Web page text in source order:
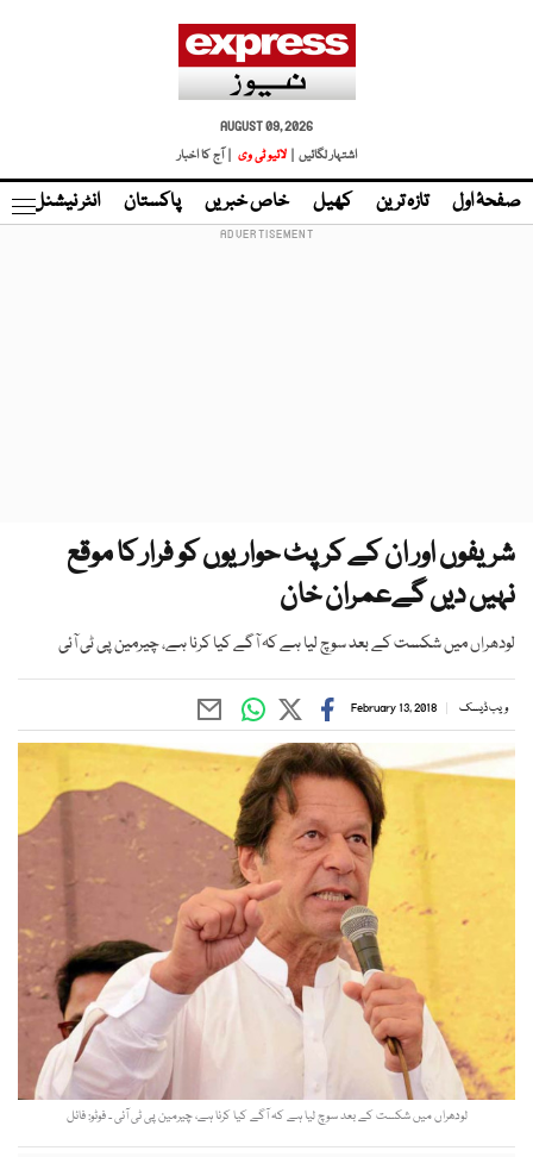
AUGUST 09, 2026
اشتہار لگائیں |
لائیو ٹی وی | آج کا اخبار
صفحۂ اول تازہ ترین کھیل خاص خبریں پاکستان انٹر نیشنل
شریفوں اور ان کے کرپٹ حواریوں کو فرار کا موقع
نہیں دیں گےعمران خان
لودھراں میں شکست کے بعد سوچ لیا ہے کہ آگے کیا کرنا ہے، چیرمین پی ٹی آئی
ویب ڈیسک February 13, 2018
لودھراں میں شکست کے بعد سوچ لیا ہے کہ آگے کیا کرنا ہے، چیرمین پی ٹی آئی ۔ فوٹو: فائل